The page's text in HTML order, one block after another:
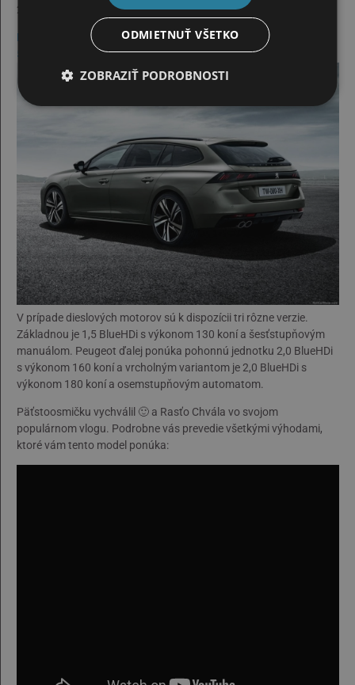
225 koní a je skombinovaný s osemstupňovým automatom.
Mám záujem o Peugeot 508 SWPozrieť skladové vozidlá Peugeot
508 SW
V prípade dieslových motorov sú k dispozícii tri rôzne verzie.
Základnou je 1,5 BlueHDi s výkonom 130 koní a šesťstupňovým
manuálom. Peugeot ďalej ponúka pohonnú jednotku 2,0 BlueHDi
s výkonom 160 koní a vrcholným variantom je 2,0 BlueHDi s
výkonom 180 koní a osemstupňovým automatom.
Päťstoosmičku vychválil 🙂 a Rasťo Chvála vo svojom
populárnom vlogu. Podrobne vás prevedie všetkými výhodami,
ktoré vám tento model ponúka:
ODMIETNUŤ VŠETKO
ZOBRAZIŤ PODROBNOSTI